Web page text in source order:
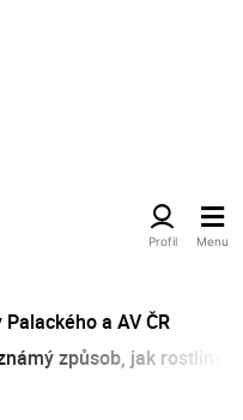
a AV ČR
způsob, jak rostliny